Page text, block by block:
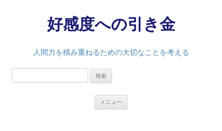
好感度への引き金
人間力を積み重ねるための大切なことを考える
検
索:
メニュー